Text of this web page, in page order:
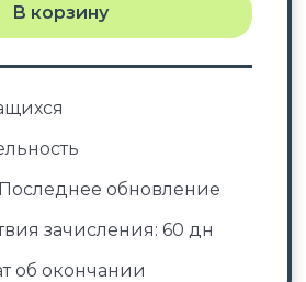
В корзину
обновление
зачисления: 60 дн
об окончании